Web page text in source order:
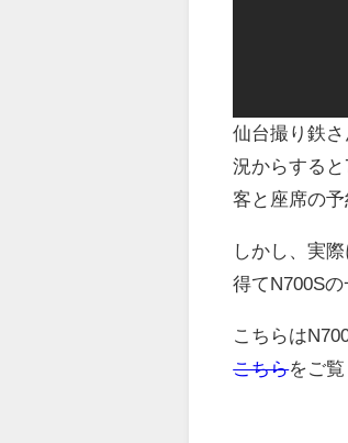
仙台撮り鉄
況からする
客と座席の
しかし、実
得てN700S
こちらは
こちらをご覧